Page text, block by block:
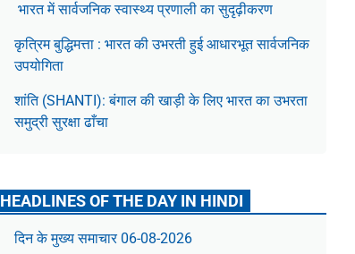
भारत में सार्वजनिक स्वास्थ्य प्रणाली का सुदृढ़ीकरण
कृत्रिम बुद्धिमत्ता : भारत की उभरती हुई आधारभूत सार्वजनिक
उपयोगिता
शांति (SHANTI): बंगाल की खाड़ी के लिए भारत का उभरता
समुद्री सुरक्षा ढाँचा
HEADLINES OF THE DAY IN HINDI
दिन के मुख्य समाचार 06-08-2026